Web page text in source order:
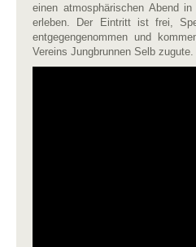
einen atmosphärischen Abend
erleben. Der Eintritt ist frei,
entgegengenommen und
Vereins Jungbrunnen Selb zugute.